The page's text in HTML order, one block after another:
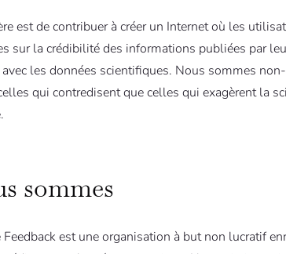
est de contribuer à créer un Internet où les
sur la crédibilité des informations publiées par
les données scientifiques. Nous sommes
qui contredisent que celles qui exagèrent la
sommes
Feedback est une organisation à but non lucratif